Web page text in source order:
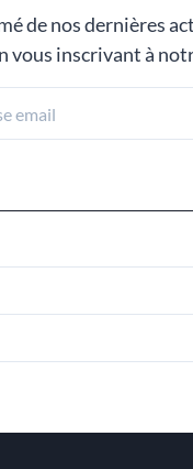
de nos dernières
vous inscrivant à